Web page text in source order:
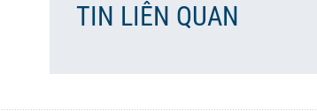
TIN LIÊN QUAN